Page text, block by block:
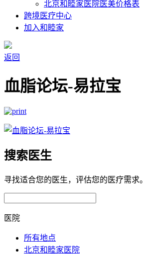
北京和睦家医院医美价格表
跨境医疗中心
加入和睦家
返回
血脂论坛-易拉宝
搜索医生
寻找适合您的医生，评估您的医疗需求。
医院
所有地点
北京和睦家医院